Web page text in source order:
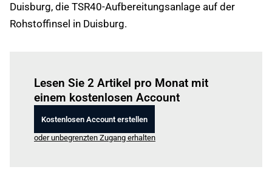
Duisburg, die TSR40-Aufbereitungsanlage auf der
Rohstoffinsel in Duisburg.
Lesen Sie 2 Artikel pro Monat mit
einem kostenlosen Account
Kostenlosen Account erstellen
oder unbegrenzten Zugang erhalten